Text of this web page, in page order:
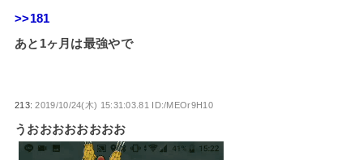
>>181
あと1ヶ月は最強やで
213:2019/10/24(木) 15:31:03.81 ID:/MEOr9H10
うおおおおおおおお